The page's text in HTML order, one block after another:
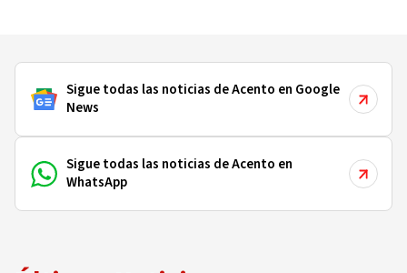
Sigue todas las noticias de Acento en Google
News
Sigue todas las noticias de Acento en
WhatsApp